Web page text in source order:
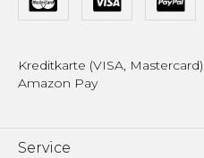
Kreditkarte (VISA,
Amazon Pay
Service